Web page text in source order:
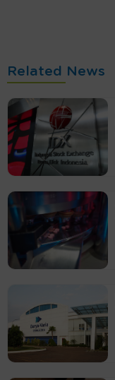
Related News